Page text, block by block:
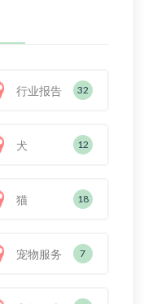
行业报告 32
犬 12
猫 18
宠物服务 7